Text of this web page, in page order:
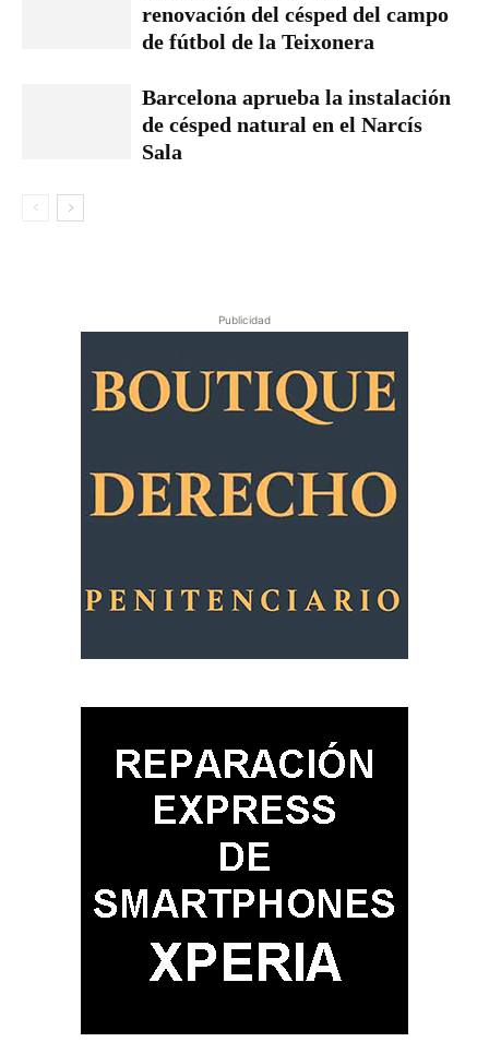
renovación del césped del campo
de fútbol de la Teixonera
Barcelona aprueba la instalación
de césped natural en el Narcís
Sala
Publicidad